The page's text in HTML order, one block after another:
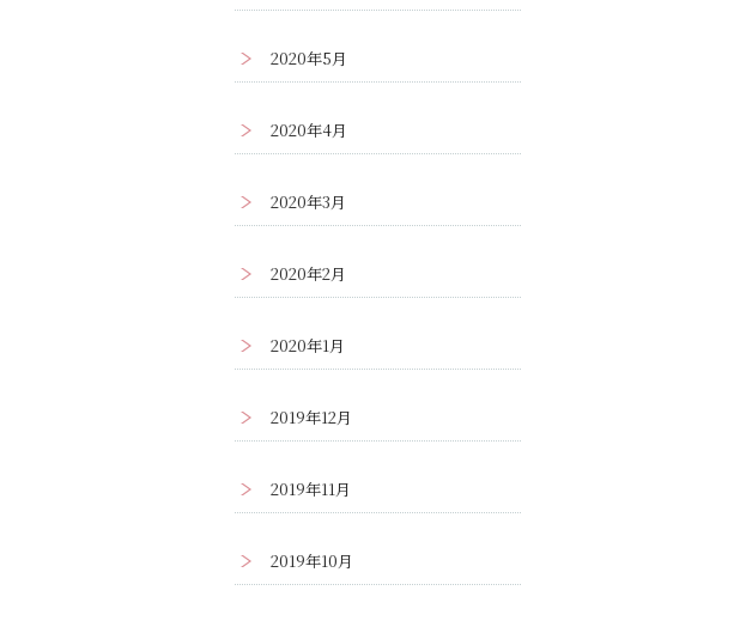
2020年5月
2020年4月
2020年3月
2020年2月
2020年1月
2019年12月
2019年11月
2019年10月